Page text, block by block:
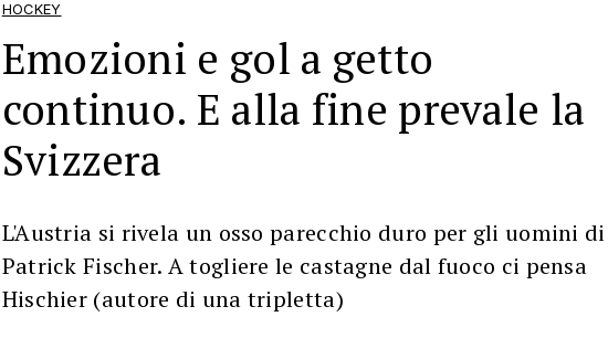
HOCKEY
Emozioni e gol a getto
continuo. E alla fine prevale la
Svizzera
L'Austria si rivela un osso parecchio duro per gli uomini di
Patrick Fischer. A togliere le castagne dal fuoco ci pensa
Hischier (autore di una tripletta)